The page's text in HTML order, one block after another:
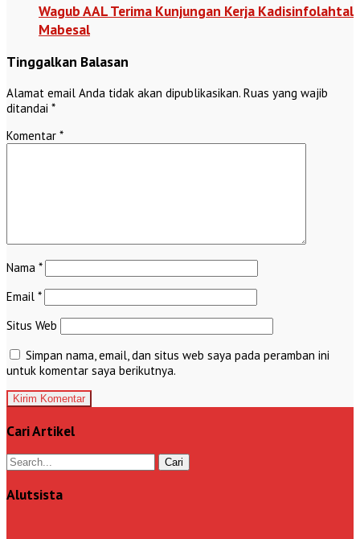
Wagub AAL Terima Kunjungan Kerja Kadisinfolahtal
Mabesal
Tinggalkan Balasan
Alamat email Anda tidak akan dipublikasikan. Ruas yang wajib
ditandai *
Komentar *
Nama *
Email *
Situs Web
Simpan nama, email, dan situs web saya pada peramban ini
untuk komentar saya berikutnya.
Cari Artikel
Alutsista